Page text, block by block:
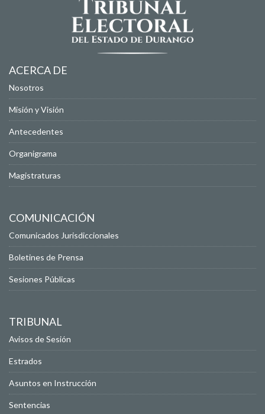
ACERCA DE
Nosotros
Misión y Visión
Antecedentes
Organigrama
Magistraturas
COMUNICACIÓN
Comunicados Jurisdiccionales
Boletines de Prensa
Sesiones Públicas
TRIBUNAL
Avisos de Sesión
Estrados
Asuntos en Instrucción
Sentencias